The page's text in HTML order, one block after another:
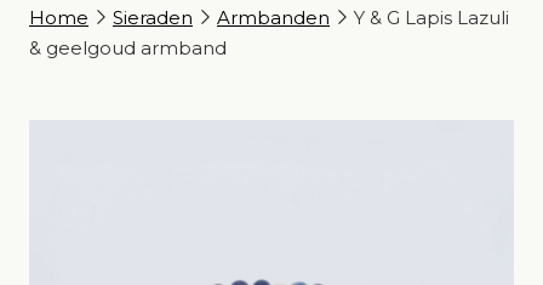
Home
Sieraden Armbanden
Y & G Lapis Lazuli
& geelgoud armband